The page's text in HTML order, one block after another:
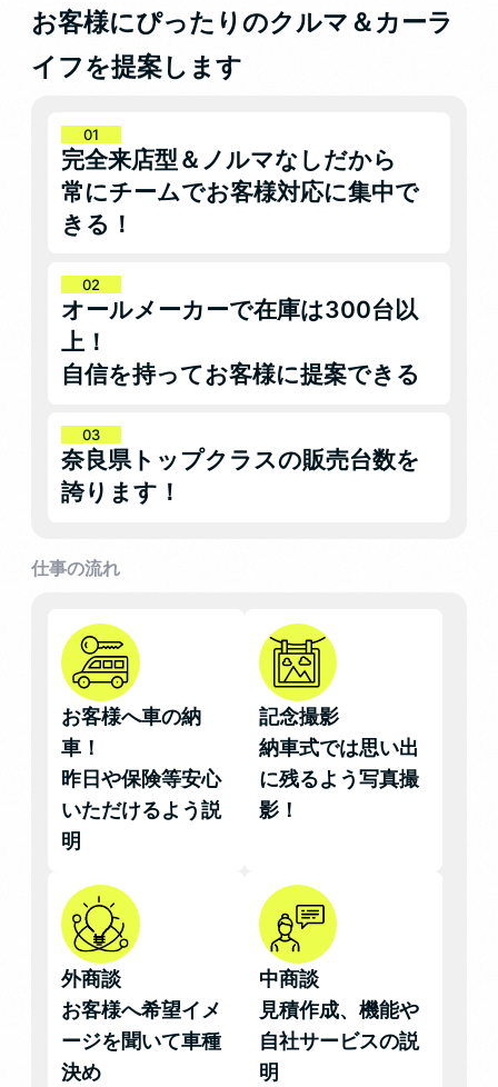
お客様にぴったりのクルマ＆カーラ
イフを提案します
完全来店型＆ノルマなしだから
常にチームでお客様対応に集中で
きる！
オールメーカーで在庫は300台以
上！
自信を持ってお客様に提案できる
奈良県トップクラスの販売台数を
誇ります！
仕事の流れ
お客様へ車の納
車！
昨日や保険等安心
いただけるよう説
明
記念撮影
納車式では思い出
に残るよう写真撮
影！
外商談
お客様へ希望イメ
ージを聞いて車種
決め
中商談
見積作成、機能や
自社サービスの説
明